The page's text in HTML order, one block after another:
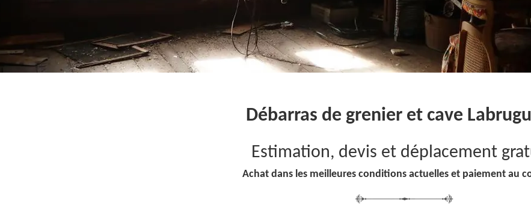
Débarras de grenier et cave
Estimation, devis et déplacement
Achat dans les meilleures conditions actuelles et paiement au